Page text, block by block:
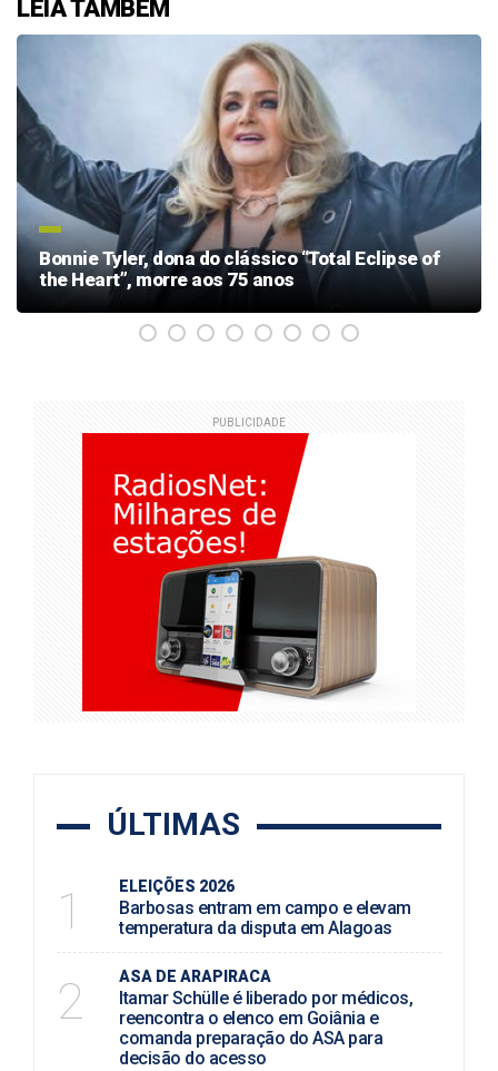
LEIA TAMBÉM
Bonnie Tyler, dona do clássico “Total Eclipse of
the Heart”, morre aos 75 anos
PUBLICIDADE
ÚLTIMAS
1 ELEIÇÕES 2026
Barbosas entram em campo e elevam
temperatura da disputa em Alagoas
2 ASA DE ARAPIRACA
Itamar Schülle é liberado por médicos,
reencontra o elenco em Goiânia e
comanda preparação do ASA para
decisão do acesso